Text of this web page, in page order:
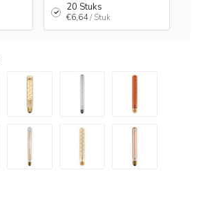
20 Stuks
€6,64/ Stuk